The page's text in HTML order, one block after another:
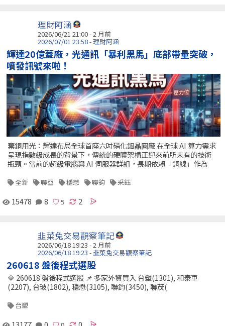
理財阿涵
2026/06/21 21:00 - 2 月前
2026/07/01 23:58 - 理財阿涵
輝達20億蓋廠，光通訊「暴利黑馬」底部帶量突破，
噴發訊號來啦！
棄銅用光：輝達布局全球首座六吋磷化銦晶圓廠 在全球 AI 算力需求
呈現指數級成長的背景下，傳統的硬體架構正迎來前所未有的技術
瓶頸。當前的超級電腦與 AI 伺服器群組，長期依賴「銅線」作為
全新 聯亞 穩懋 聯鈞 采鈺
15478 8 2
韭菜兔交易觀察筆記
2026/06/18 19:23 - 2 月前
2026/06/18 19:23 - 韭菜兔交易觀察筆記
260618 盤後程式選股
🔷 260618 盤後程式選股 📌 多家外資買入 台塑(1301), 和泰車
(2207), 台玻(1802), 穩懋(3105), 聯鈞(3450), 聯茂(
台塑